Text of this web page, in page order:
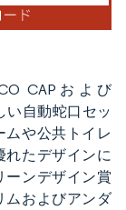
CAPおよび
い自動蛇口セッ
ムや公共トイレ
れたデザインに
ーンデザイン賞
ムおよびアンダ